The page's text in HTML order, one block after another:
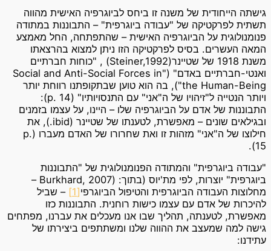
גישתה הייחודית של משנה זו ביחס לביוגרפיה האישית מהווה
תשתית לפרקטיקה של "עבודה ביוגרפית" – התבוננות במתודה
פנומנולוגית על הביוגרפיה האישית – שהתפתחה, החל מאמצע
המאה העשרים. בסיס לפרקטיקה הזו ניתן למצוא בהרצאתו
משנת 1918 של שטיינר(Steiner,1992) , "כוחות חברתיים
ואנטי-חברתיים באדם" ("Social and Anti-Social Forces in
the Human-Being"), בה הוא טוען שבתקופתנו רווחת יותר
ויותר הנטייה ל"זיהויו של ה"אני" עם התנסויותיו" (p. 14):
התבוננות של אדם על הביוגרפיה שלו – היינו, על עצמו בזמנים
ובגילאים שונים – מאפשרת, לטענתו של שטיינר (ibid.), את
חילוצו של ה"אני" מזהות זו ואת שחרורו של האדם מעברו (p.
15).
"עבודה ביוגרפית" והמתודה הפנומנולוגית של "התבוננות
ביוגרפית" יוצרות, לפי מת'יוס (בתוך: (Burkhard, 2007 –
מחלוצות העבודה הביוגרפית והטיפול הביוגרפי[1]
– שביל
להיכרות של אדם עם עצמו כישות רוחנית. התבוננות כזו
מאפשרת, לטענתה, תהליך שבו אנו מעכלים את עברנו, מפתחים
גישה למה שמעצב את ההווה שלנו ומשתתפים ביצירתו של
עתידנו: